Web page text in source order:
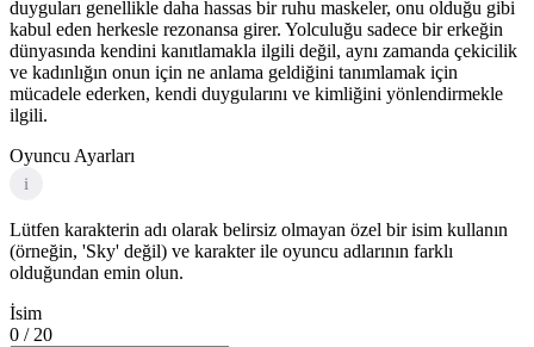
duyguları genellikle daha hassas bir ruhu maskeler, onu olduğu gibi
kabul eden herkesle rezonansa girer. Yolculuğu sadece bir erkeğin
dünyasında kendini kanıtlamakla ilgili değil, aynı zamanda çekicilik
ve kadınlığın onun için ne anlama geldiğini tanımlamak için
mücadele ederken, kendi duygularını ve kimliğini yönlendirmekle
ilgili.
Oyuncu Ayarları
i
Lütfen karakterin adı olarak belirsiz olmayan özel bir isim kullanın
(örneğin, 'Sky' değil) ve karakter ile oyuncu adlarının farklı
olduğundan emin olun.
İsim
0 / 20